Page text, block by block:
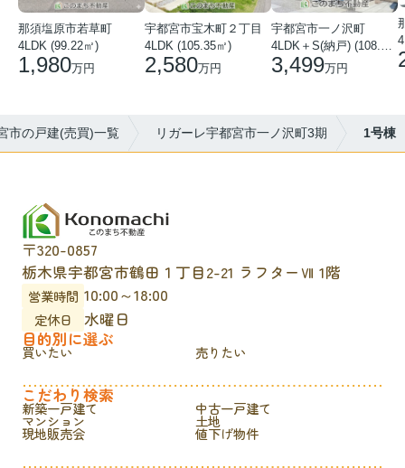
那須塩原市若草町
4LDK (99.22㎡)
1,980万円
宇都宮市宝木町２丁目
4LDK (105.35㎡)
2,580万円
宇都宮市一ノ沢町
3,499万円
市の戸建(売買)一覧 リガーレ宇都宮市一ノ沢町3期 1号棟
〒320-0857
栃木県宇都宮市鶴田１丁目2-21 ラフターⅦ 1階
営業時間 10:00～18:00
定休日
水曜日
目的別に選ぶ
買いたい 売りたい
こだわり検索
新築一戸建て 中古一戸建て
マンション 土地
現地販売会 値下げ物件